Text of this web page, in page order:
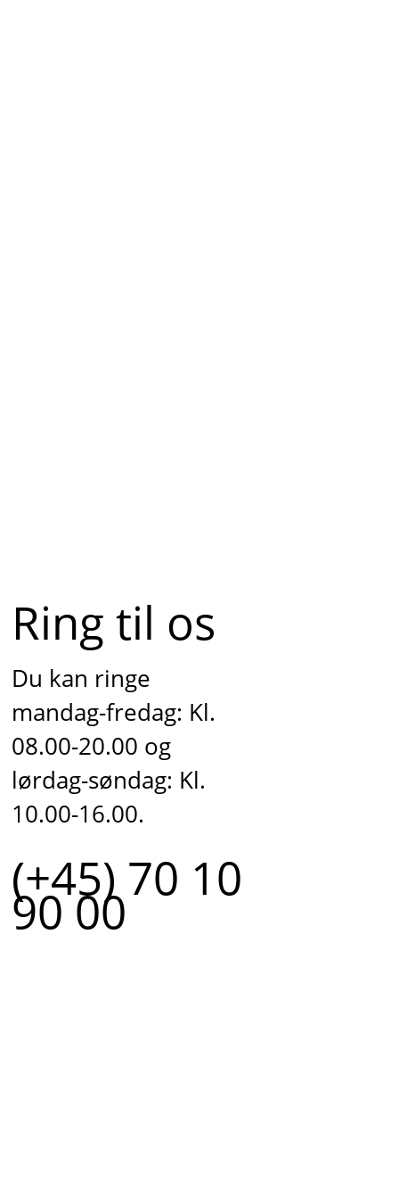
Ring til os
Du kan ringe
mandag-fredag: Kl.
08.00-20.00 og
lørdag-søndag: Kl.
10.00-16.00.
(+45) 70 10
90 00